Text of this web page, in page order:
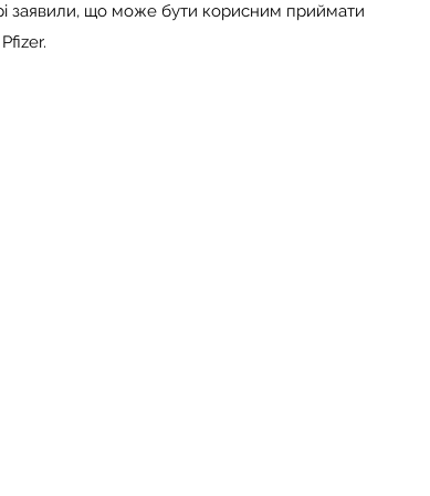
заявили, що може бути корисним приймати